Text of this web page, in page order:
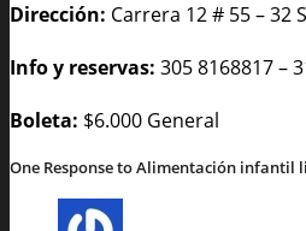
Dirección: Carrera 12 # 55 – 32
Info y reservas: 305 8168817 –
Boleta: $6.000 General
One Response to Alimentación infantil